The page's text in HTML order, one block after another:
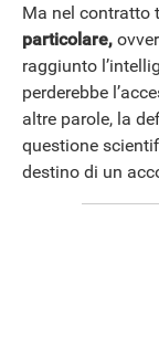
Ma nel contratto
particolare,
raggiunto
perderebbe
altre parole, la
questione
destino di un